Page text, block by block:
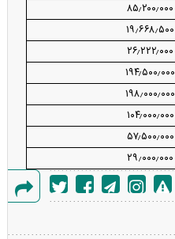
۸۵٫۲۰۰٫۰۰۰
۱۹٫۶۶۸٫۵۰۰
۲۶٫۲۲۲٫۰۰۰
۱۹۴٫۵۰۰٫۰۰۰
۱۹۸٫۰۰۰٫۰۰۰
۱۰۴٫۰۰۰٫۰۰۰
۵۷٫۵۰۰٫۰۰۰
۲۹٫۰۰۰٫۰۰۰
گزارش